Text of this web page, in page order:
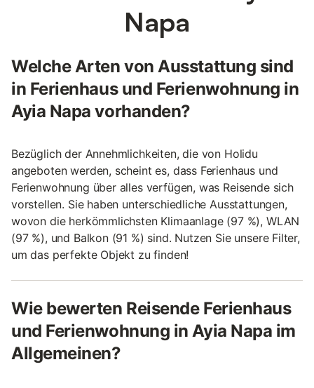
Napa
Welche Arten von Ausstattung sind
in Ferienhaus und Ferienwohnung in
Ayia Napa vorhanden?
Bezüglich der Annehmlichkeiten, die von Holidu
angeboten werden, scheint es, dass Ferienhaus und
Ferienwohnung über alles verfügen, was Reisende sich
vorstellen. Sie haben unterschiedliche Ausstattungen,
wovon die herkömmlichsten Klimaanlage (97 %), WLAN
(97 %), und Balkon (91 %) sind. Nutzen Sie unsere Filter,
um das perfekte Objekt zu finden!
Wie bewerten Reisende Ferienhaus
und Ferienwohnung in Ayia Napa im
Allgemeinen?